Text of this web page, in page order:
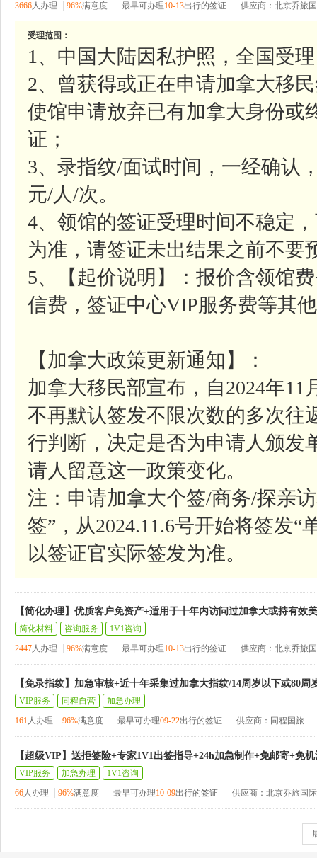
3666人办理 96%满意度 最早可办理10-13出行的签证 供应商：北京乔旅
受理范围：
1、中国大陆因私护照，全国受
2、曾获得或正在申请加拿大移
使馆申请放弃已有加拿大身份或
证；
3、录指纹/面试时间，一经确认
元/人/次。
4、领馆的签证受理时间不稳定
为准，请签证未出结果之前不要
5、【起价说明】：报价含领馆
信费，签证中心VIP服务费等其
【加拿大政策更新通知】：
加拿大移民部宣布，自2024年
不再默认签发不限次数的多次往
行判断，决定是否为申请人颁发
请人留意这一政策变化。
注：申请加拿大个签/商务/探亲
签”，从2024.11.6号开始将签发
以签证官实际签发为准。
【简化办理】优质客户免资产+适用于十年内访问过加拿大或持有效
简化材料 咨询服务
1V1咨询
2447人办理 96%满意度 最早可办理10-13出行的签证 供应商：北京乔旅
【免录指纹】加急审核+近十年采集过加拿大指纹/14周岁以下或80周
VIP服务 同程自营
加急办理
161人办理 96%满意度 最早可办理09-22出行的签证 供应商：同程国旅
【超级VIP】送拒签险+专家1V1出签指导+24h加急制作+免邮寄+免
VIP服务 加急办理
1V1咨询
66人办理 96%满意度 最早可办理10-09出行的签证 供应商：北京乔旅国